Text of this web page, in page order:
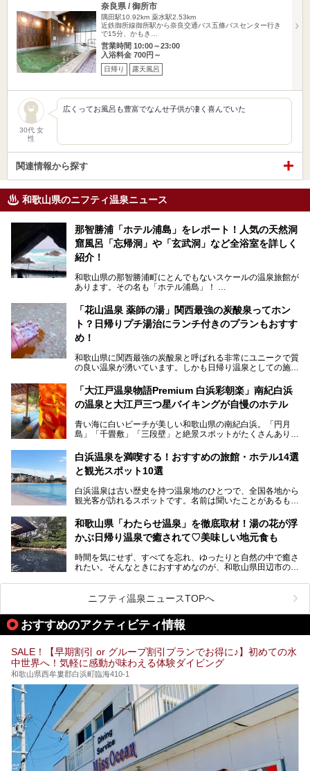
奈良県 / 御所市
隅田駅10.92km 薬水駅2.53km
近鉄御所線御所駅から奈良交通バス五條バスセンター行き
で15分、かもき…
営業時間 10:00～23:00
入浴料金 700円～
日帰り 露天風呂
30代 女
性
広くってお風呂も豊富でなんせ子供が凄く喜んでいた
関連情報から探す
和歌山県のニフティ温泉ニュース
那智勝浦「ホテル浦島」をレポート！人気の天然洞
窟風呂「忘帰洞」や「玄武洞」など全浴室を詳しく
紹介！
和歌山県の那智勝浦町にとんでもないスケールの温泉旅館が
あります。その名も「ホテル浦島」！
泉。日本一長いエスカレーターで「本館」と「山上館」を結
び、海を一望する絶景も。
6ヵ所のお風呂のうち5ヵ所までは日帰り入浴も可。可愛ら
しいカメさんの形の送迎船「浦島丸」に乗っていざ、温泉の
湧く竜宮城へ！
───
提供元：那智勝浦町【PR】
この記事は那智勝浦町のPR記事です。
「花山温泉 薬師の湯」関西最強の炭酸泉ってホン
ト？日帰りプチ湯治にランチ付きのプランもおすす
め！
和歌山県に関西最強の炭酸泉と呼ばれる非常にユニークで質
の良い温泉が湧いています。しかも日帰り温泉としての施設
薬師の湯」。朝一番のお風呂にはパリパリシャリシャリと膜
が張って、それを砕きながら入浴できるとか！
ンチに人気のお食事処メニューも紹介しちゃいます！
「大江戸温泉物語Premium 白浜彩朝楽」南紀白浜
の温泉と大江戸三つ星バイキングが自慢のホテル
青い海に白いビーチが美しい和歌山県の南紀白浜。「円月
島」「千畳敷」「三段壁」と絶景スポットがたくさんありま
場する歴史の古さから日本三古湯の一つにも。
そんな「南紀白浜温泉」の「大江戸温泉物語Premium 白浜
グ」がスタートしました。温泉＆バイキング＆レジャースポ
ットとしてのこのホテルの魅力をたっぷり体験してきたので
───
提供元：大江戸温泉物語ホテルズ＆リゾーツ株式会社【P
この記事は大江戸温泉物語Premium 白浜彩朝楽のPR記事で
す。
白浜温泉を満喫する！おすすめの旅館・ホテル14選
と観光スポット10選
白浜温泉は古い歴史を持つ温泉地のひとつで、全国各地から
観光客が訪れるスポットです。名前は聞いたことがあるもの
か、実は知らない方も多いのではないでしょうか。
そこで今回は、白浜温泉ビギナー向けの基本情報をご紹介し
浜温泉を訪れるなら外せない観光スポットも合わせてご紹介
します。
和歌山県「わたらせ温泉」を徹底取材！湯の花が浮
かぶ日帰り温泉で癒されて♡美味しい地元食も
時間を気にせず、すべてを忘れ、ゆったりと自然の中で癒さ
れたい。そんなときにおすすめなのが、和歌山県田辺市の
の豊かな山々を眺めながら、どんどん期待が膨らみますよ。
「わたらせ温泉」では、温泉に入れるだけではなく、地元の
特産品を使った食事をいただける「露天食堂」でお腹も満た
すことができます。ぜひチェックしてくださいね。
ニフティ温泉ニュースTOPへ
おすすめのアクティビティ情報
SALE！【早期割引 or グループ割引プランでお得に♪】初めての水
中世界へ！気軽に感動が味わえる体験ダイビング
和歌山県西牟婁郡白浜町臨海410-1